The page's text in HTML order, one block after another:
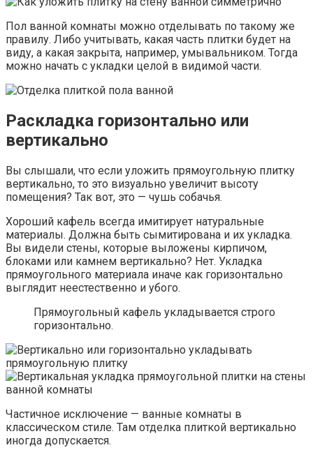
Пол ванной комнаты можно отделывать по такому же
правилу. Либо учитывать, какая часть плитки будет на
виду, а какая закрыта, например, умывальником. Тогда
можно начать с укладки целой в видимой части.
Раскладка горизонтально или
вертикально
Вы слышали, что если уложить прямоугольную плитку
вертикально, то это визуально увеличит высоту
помещения? Так вот, это — чушь собачья.
Хороший кафель всегда имитирует натуральные
материалы. Должна быть сымитирована и их укладка.
Вы видели стены, которые выложены кирпичом,
блоками или камнем вертикально? Нет. Укладка
прямоугольного материала иначе как горизонтально
выглядит неестественно и убого.
Прямоугольный кафель укладывается строго
горизонтально.
Частичное исключение — ванные комнаты в
классическом стиле. Там отделка плиткой вертикально
иногда допускается.